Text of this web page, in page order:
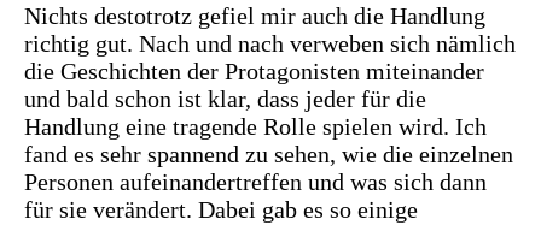
Nichts destotrotz gefiel mir auch die Handlung
richtig gut. Nach und nach verweben sich nämlich
die Geschichten der Protagonisten miteinander
und bald schon ist klar, dass jeder für die
Handlung eine tragende Rolle spielen wird. Ich
fand es sehr spannend zu sehen, wie die einzelnen
Personen aufeinandertreffen und was sich dann
für sie verändert. Dabei gab es so einige